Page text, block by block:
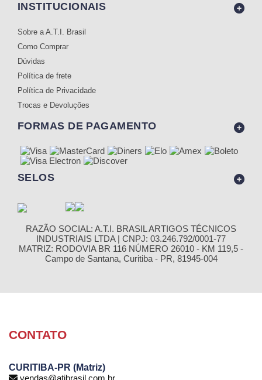
INSTITUCIONAIS
Sobre a A.T.I. Brasil
Como Comprar
Dúvidas
Política de frete
Política de Privacidade
Trocas e Devoluções
FORMAS DE PAGAMENTO
SELOS
RAZÃO SOCIAL: A.T.I. BRASIL ARTIGOS TÉCNICOS
INDUSTRIAIS LTDA | CNPJ: 03.246.792/0001-77
MATRIZ: RODOVIA BR 116 NÚMERO 26010 - KM 119,5 -
Campo de Santana, Curitiba - PR, 81945-004
CONTATO
CURITIBA-PR (Matriz)
vendas@atibrasil.com.br